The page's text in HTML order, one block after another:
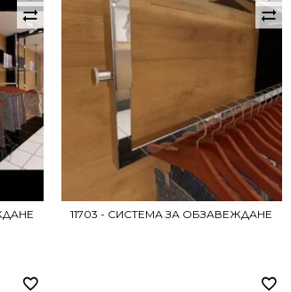
11703 - СИСТЕМА ЗА ОБЗАВЕЖДАНЕ